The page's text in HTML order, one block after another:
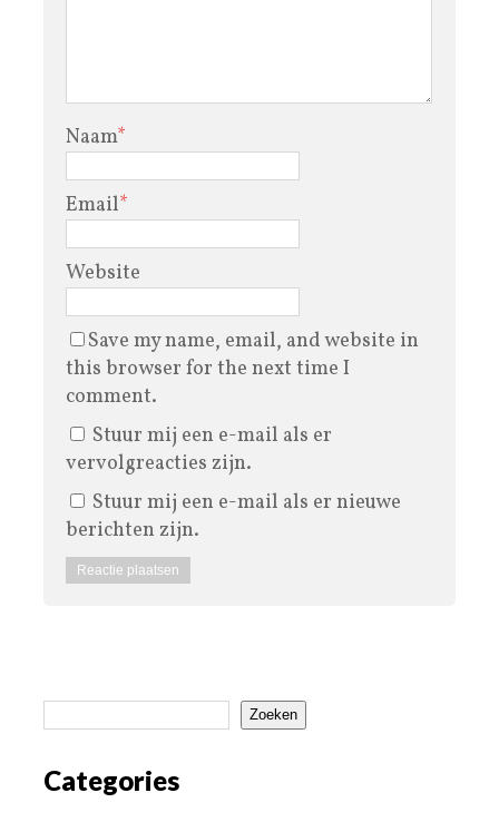
Naam*
Email*
Website
Save my name, email, and website in
this browser for the next time I
comment.
Stuur mij een e-mail als er
vervolgreacties zijn.
Stuur mij een e-mail als er nieuwe
berichten zijn.
Zoeken
Categories